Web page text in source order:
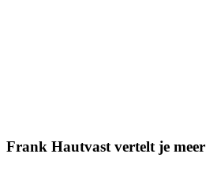
Frank Hautvast vertelt je meer